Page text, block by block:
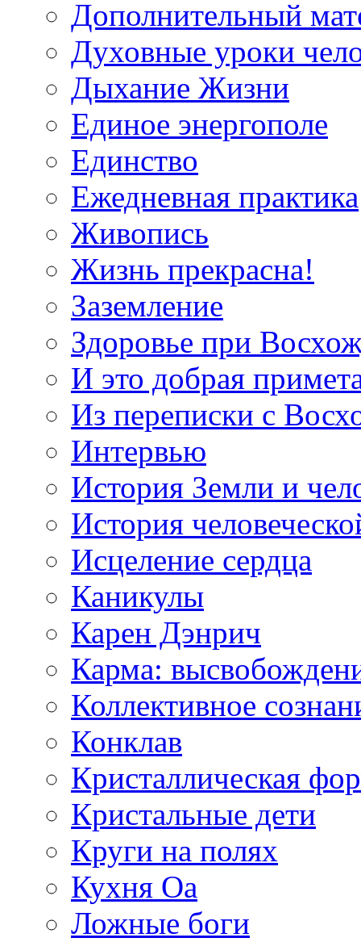
Дополнительный
Духовные уроки
Дыхание Жизни
Единое энергополе
Единство
Ежедневная практика
Живопись
Жизнь прекрасна!
Заземление
Здоровье при
И это добрая
Из переписки с
Интервью
История Земли и
История
Исцеление сердца
Каникулы
Карен Дэнрич
Карма:
Коллективное
Конклав
Кристаллическая
Кристальные дети
Круги на полях
Кухня Оа
Ложные боги